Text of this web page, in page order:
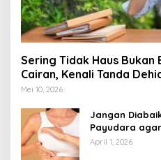
Sering Tidak Haus Bukan
Cairan, Kenali Tanda
Mei 10, 2026
Jangan
Payudara
dari Risiko
April 1, 2026